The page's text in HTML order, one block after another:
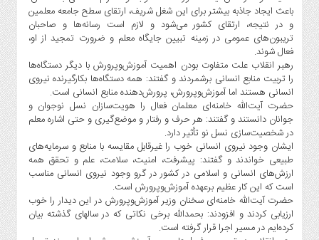
بین
الملل
نگاه
روز
گوناگون
باعث ایجاد جاذبه بیشتر برای این شغل شریف، ارتقای سطح جامعه معلمین
و در نتیجه، ارتقای کشور می‌شود و لازم است رسانه‌ها و صاحبان
تریبون‌های عمومی در زمینه تبیین جایگاه معلم و ضرورت تمجید از او،
فعال شوند.
رهبر انقلاب علت متفاوت بودن اهمیت آموزش‌وپرورش با دیگر دستگاه‌ها
را تربیت منابع انسانی برشمردند و گفتند: همه دستگاه‌ها بکارگیرنده نیروی
انسانی هستند اما آموزش‌وپرورش، پرورش‌دهنده منابع انسانی است.
حضرت آیت‌الله خامنه‌ای معلمان فعال را هویت‌سازان نسل نوجوان و
جوانان دانستند و گفتند: هر حرف و رفتار و موضع‌گیری و حتی اشاره معلم
در شخصیت‌سازی نسل نو تأثیر دارد.
ایشان وجود نیروی انسانی خوب را غیرقابل مقایسه با منابع و سرمایه‌های
طبیعی خواندند و گفتند: پیشرفت،‌ امنیت، سلامت، علم و تحقق همه
ارزش‌های انسانی و اسلامی در کشور در گرو وجود نیروی انسانی مناسب
است که این کار عظیم برعهده آموزش‌وپرورش است.
حضرت آیت‌‎الله خامنه‌ای سخنان وزیر آموزش‌وپرورش در این دیدار را خوب
ارزیابی کردند و افزودند: بحمدالله برخی نکاتی که در سالهای گذشته بیان
کرده‌ایم در مسیر اجرا قرار گرفته است.